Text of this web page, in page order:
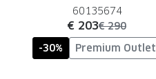
60135674
nu:
€ 203was:
€ 290
-30%
Premium Outlet